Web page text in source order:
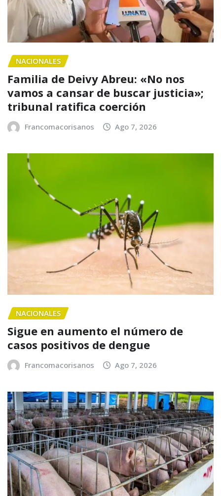
NACIONALES
Familia de Deivy Abreu: «No nos
vamos a cansar de buscar justicia»;
tribunal ratifica coerción
Francomacorisanos Ago 7, 2026
NACIONALES
Sigue en aumento el número de
casos positivos de dengue
Francomacorisanos Ago 7, 2026